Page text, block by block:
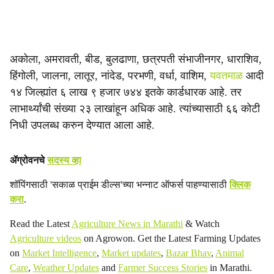
अकोला, अमरावती, बीड, बुलढाणा, छत्रपती संभाजीनगर, धाराशिव,
हिंगोली, जालना, लातूर, नांदेड, परभणी, वर्धा, वाशिम,यवतमाळ आदी
१४ जिल्ह्यांत ६ लाख ९ हजार ७४४ इतके कार्डधारक आहे. तर
लाभार्थ्यांची संख्या २३ लाखांहून अधिक आहे. त्यांच्यासाठी ६६ कोटी
निधी उपलब्ध करुन देण्यात आला आहे.
ॲग्रोवनचेसदस्य व्हा
शॉपिंगसाठी 'सकाळ प्राईम डील्स'च्या भन्नाट ऑफर्स पाहण्यासाठीक्लिक
करा.
Read the Latest Agriculture News in Marathi & Watch
Agriculture videos on Agrowon. Get the Latest Farming Updates
on Market Intelligence, Market updates, Bazar Bhav, Animal
Care, Weather Updates and Farmer Success Stories in Marathi.